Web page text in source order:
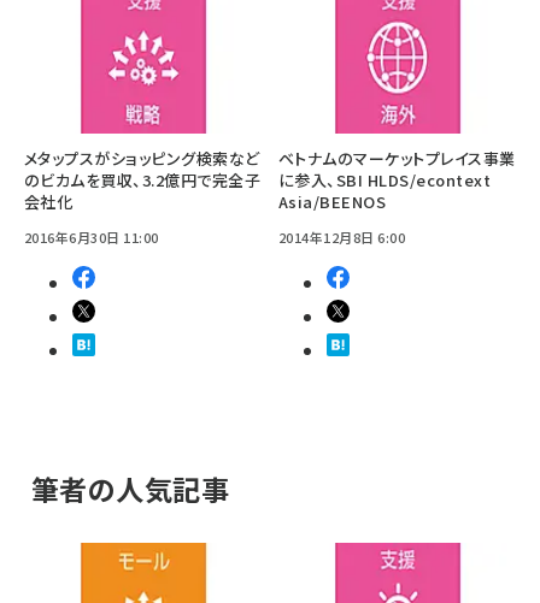
メタップスがショッピング検索など
のビカムを買収、3.2億円で完全子
会社化
2016年6月30日 11:00
ベトナムのマーケットプレイス事業
に参入、SBI HLDS/econtext
Asia/BEENOS
2014年12月8日 6:00
筆者の人気記事